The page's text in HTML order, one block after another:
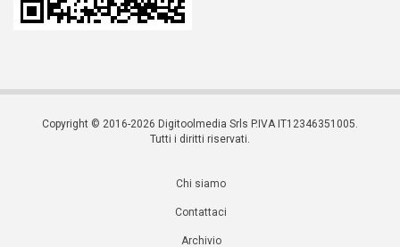
Copyright © 2016-2026 Digitoolmedia Srls P.IVA IT12346351005.
Tutti i diritti riservati.
Chi siamo
Contattaci
Archivio